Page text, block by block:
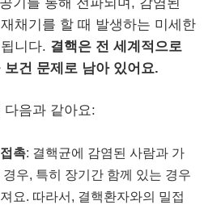
채기를 할 때 발생하는 미세한
니다. 결핵은 전 세계적으로
건 문제로 남아 있어요.
다음과 같아요:
촉: 결핵균에 감염된 사람과 가
우, 특히 장기간 함께 있는 경우
요. 따라서, 결핵환자와의 밀접